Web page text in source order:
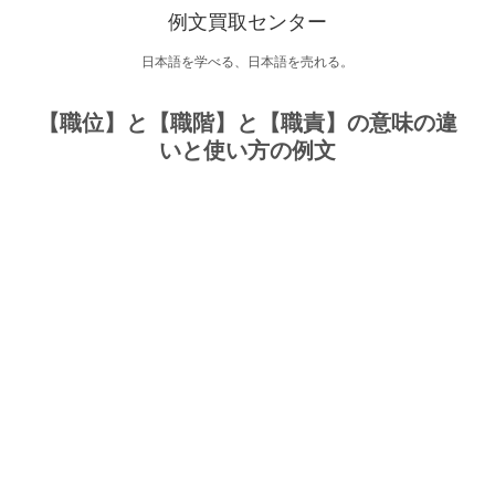
例文買取センター
日本語を学べる、日本語を売れる。
【職位】と【職階】と【職責】の意味の違
いと使い方の例文